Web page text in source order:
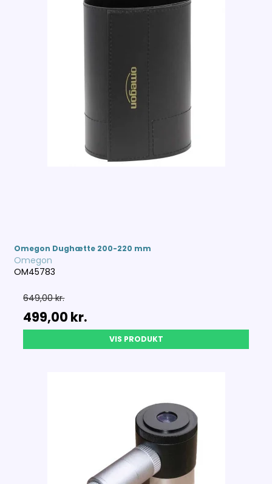
Omegon Dughætte 200-220 mm
Omegon
OM45783
649,00 kr.
499,00 kr.
VIS PRODUKT